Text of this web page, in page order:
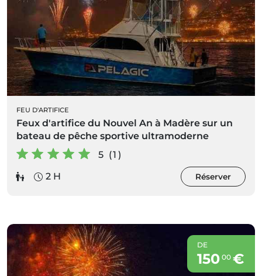
FEU D'ARTIFICE
Feux d'artifice du Nouvel An à Madère sur un
bateau de pêche sportive ultramoderne
5 (1)
2 H
Réserver
DE
150 00€